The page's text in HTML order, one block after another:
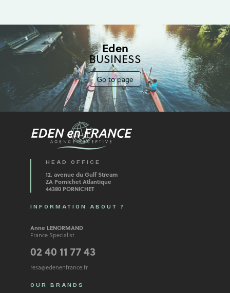
Eden
BUSINESS
Go to page
HEAD OFFICE
12, avenue du Gulf Stream
ZA Pornichet Atlantique
44380 PORNICHET
INFORMATION ABOUT ?
Anne LENORMAND
France Specialist
02 40 11 77 43
resa@edenenfrance.fr
OUR BRANDS